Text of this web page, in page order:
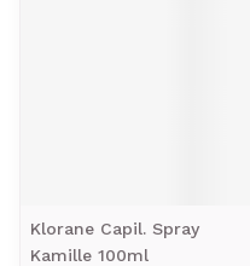
Klorane Capil. Spray
Kamille 100ml